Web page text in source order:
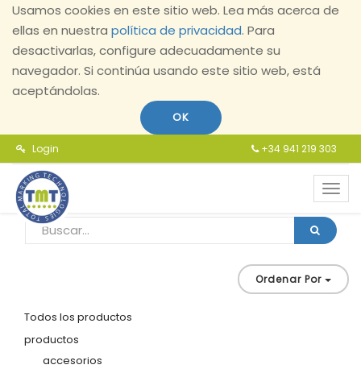
Usamos cookies en este sitio web. Lea más acerca de
ellas en nuestra política de privacidad. Para
desactivarlas, configure adecuadamente su
navegador. Si continúa usando este sitio web, está
aceptándolas.
OK
+34 941 219 303
Login
Ordenar Por
Todos los productos
productos
accesorios